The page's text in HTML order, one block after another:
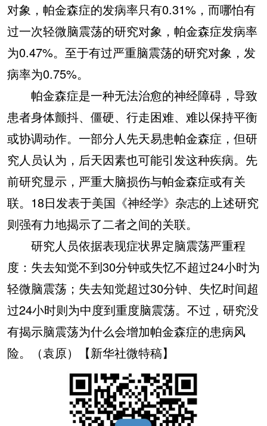
对象，帕金森症的发病率只有0.31%，而哪怕有
过一次轻微脑震荡的研究对象，帕金森症发病率
为0.47%。至于有过严重脑震荡的研究对象，发
病率为0.75%。
帕金森症是一种无法治愈的神经障碍，导致
患者身体颤抖、僵硬、行走困难、难以保持平衡
或协调动作。一部分人先天易患帕金森症，但研
究人员认为，后天因素也可能引发这种疾病。先
前研究显示，严重大脑损伤与帕金森症或有关
联。18日发表于美国《神经学》杂志的上述研究
则强有力地揭示了二者之间的关联。
研究人员依据表现症状界定脑震荡严重程
度：失去知觉不到30分钟或失忆不超过24小时为
轻微脑震荡；失去知觉超过30分钟、失忆时间超
过24小时则为中度到重度脑震荡。不过，研究没
有揭示脑震荡为什么会增加帕金森症的患病风
险。（袁原）【新华社微特稿】